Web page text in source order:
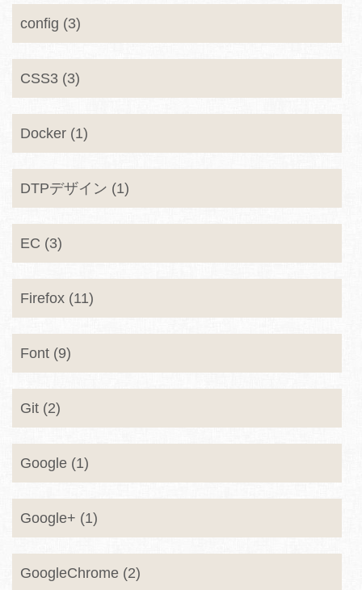
config (3)
CSS3 (3)
Docker (1)
DTPデザイン (1)
EC (3)
Firefox (11)
Font (9)
Git (2)
Google (1)
Google+ (1)
GoogleChrome (2)